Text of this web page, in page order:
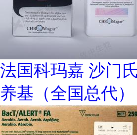
法国科玛嘉 沙门
养基（全国总代